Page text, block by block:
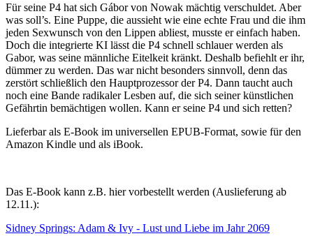
Für seine P4 hat sich Gábor von Nowak mächtig verschuldet. Aber
was soll’s. Eine Puppe, die aussieht wie eine echte Frau und die ihm
jeden Sexwunsch von den Lippen abliest, musste er einfach haben.
Doch die integrierte KI lässt die P4 schnell schlauer werden als
Gabor, was seine männliche Eitelkeit kränkt. Deshalb befiehlt er ihr,
dümmer zu werden. Das war nicht besonders sinnvoll, denn das
zerstört schließlich den Hauptprozessor der P4. Dann taucht auch
noch eine Bande radikaler Lesben auf, die sich seiner künstlichen
Gefährtin bemächtigen wollen. Kann er seine P4 und sich retten?
Lieferbar als E-Book im universellen EPUB-Format, sowie für den
Amazon Kindle und als iBook.
Das E-Book kann z.B. hier vorbestellt werden (Auslieferung ab
12.11.):
Sidney Springs: Adam & Ivy - Lust und Liebe im Jahr 2069